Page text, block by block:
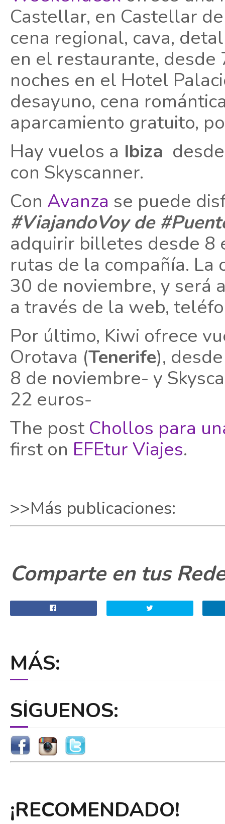
Castellar, en Castellar
cena regional, cava,
en el restaurante, desde
noches en el Hotel
desayuno, cena
aparcamiento gratuito,
Hay vuelos a Ibiza
con Skyscanner.
Con Avanza se puede
#ViajandoVoy de
adquirir billetes desde 8
rutas de la compañía.
30 de noviembre, y será
a través de la web,
Por último, Kiwi ofrece
Orotava (Tenerife),
8 de noviembre- y
22 euros-
The post Chollos para
first on EFEtur Viajes.
>>Más publicaciones:
Comparte en tus
MÁS:
SÍGUENOS:
¡RECOMENDADO!